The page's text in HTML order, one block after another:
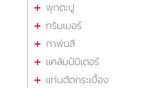
พุกตะปู
ทริมเมอร์
กาพ่นสี
แคล้มป์มิเตอร์
แท่นตัดกระเบื้อง